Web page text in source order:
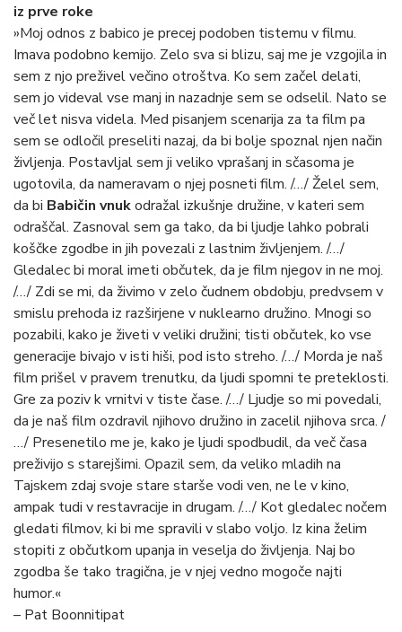
iz prve roke
»Moj odnos z babico je precej podoben tistemu v filmu.
Imava podobno kemijo. Zelo sva si blizu, saj me je vzgojila in
sem z njo preživel večino otroštva. Ko sem začel delati,
sem jo videval vse manj in nazadnje sem se odselil. Nato se
več let nisva videla. Med pisanjem scenarija za ta film pa
sem se odločil preseliti nazaj, da bi bolje spoznal njen način
življenja. Postavljal sem ji veliko vprašanj in sčasoma je
ugotovila, da nameravam o njej posneti film. /…/ Želel sem,
da bi Babičin vnukodražal izkušnje družine, v kateri sem
odraščal. Zasnoval sem ga tako, da bi ljudje lahko pobrali
koščke zgodbe in jih povezali z lastnim življenjem. /…/
Gledalec bi moral imeti občutek, da je film njegov in ne moj.
/…/ Zdi se mi, da živimo v zelo čudnem obdobju, predvsem v
smislu prehoda iz razširjene v nuklearno družino. Mnogi so
pozabili, kako je živeti v veliki družini; tisti občutek, ko vse
generacije bivajo v isti hiši, pod isto streho. /…/ Morda je naš
film prišel v pravem trenutku, da ljudi spomni te preteklosti.
Gre za poziv k vrnitvi v tiste čase. /…/ Ljudje so mi povedali,
da je naš film ozdravil njihovo družino in zacelil njihova srca. /
…/ Presenetilo me je, kako je ljudi spodbudil, da več časa
preživijo s starejšimi. Opazil sem, da veliko mladih na
Tajskem zdaj svoje stare starše vodi ven, ne le v kino,
ampak tudi v restavracije in drugam. /…/ Kot gledalec nočem
gledati filmov, ki bi me spravili v slabo voljo. Iz kina želim
stopiti z občutkom upanja in veselja do življenja. Naj bo
zgodba še tako tragična, je v njej vedno mogoče najti
humor.«
– Pat Boonnitipat